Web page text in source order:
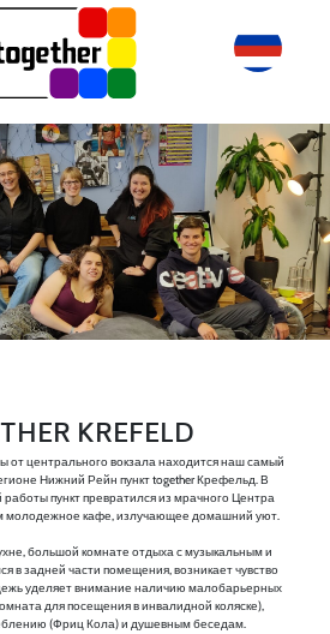
KREFELD
от центрального вокзала находится наш самый
Нижний Рейн пункт together Крефельд. В
работы пункт превратился из мрачного Центра
молодежное кафе, излучающее домашний уют.
большой комнате отдыха с музыкальным и
в задней части помещения, возникает чувство
уделяет внимание наличию малобарьерных
для посещения в инвалидной коляске),
(Фриц Кола) и душевным беседам.